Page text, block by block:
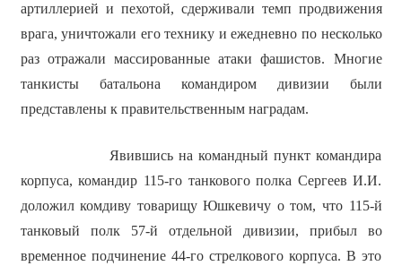
артиллерией и пехотой, сдерживали темп продвижения
врага, уничтожали его технику и ежедневно по несколько
раз отражали массированные атаки фашистов. Многие
танкисты батальона командиром дивизии были
представлены к правительственным наградам.
Явившись на командный пункт командира
корпуса, командир 115-го танкового полка Сергеев И.И.
доложил комдиву товарищу Юшкевичу о том, что 115-й
танковый полк 57-й отдельной дивизии, прибыл во
временное подчинение 44-го стрелкового корпуса. В это